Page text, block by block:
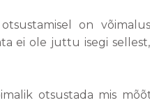
on
ei ole juttu isegi
otsustada mis